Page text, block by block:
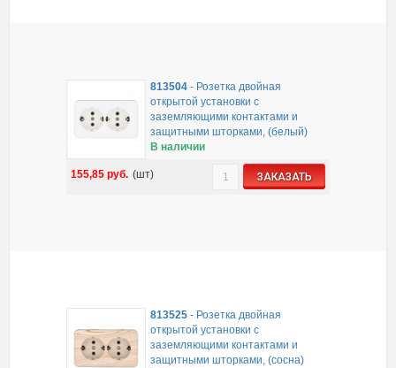
813504- Розетка двойная
открытой установки с
заземляющими контактами и
защитными шторками, (белый)
В наличии
155,85 руб. (шт) ЗАКАЗАТЬ
813525- Розетка двойная
открытой установки с
заземляющими контактами и
защитными шторками, (сосна)